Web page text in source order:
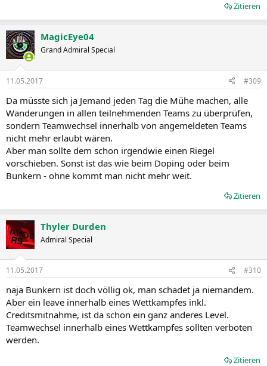
Zitieren
MagicEye04
Grand Admiral Special
11.05.2017 #309
Da müsste sich ja Jemand jeden Tag die Mühe machen, alle
Wanderungen in allen teilnehmenden Teams zu überprüfen,
sondern Teamwechsel innerhalb von angemeldeten Teams
nicht mehr erlaubt wären.
Aber man sollte dem schon irgendwie einen Riegel
vorschieben. Sonst ist das wie beim Doping oder beim
Bunkern - ohne kommt man nicht mehr weit.
Zitieren
Thyler Durden
Admiral Special
11.05.2017 #310
naja Bunkern ist doch völlig ok, man schadet ja niemandem.
Aber ein leave innerhalb eines Wettkampfes inkl.
Creditsmitnahme, ist da schon ein ganz anderes Level.
Teamwechsel innerhalb eines Wettkampfes sollten verboten
werden.
Zitieren